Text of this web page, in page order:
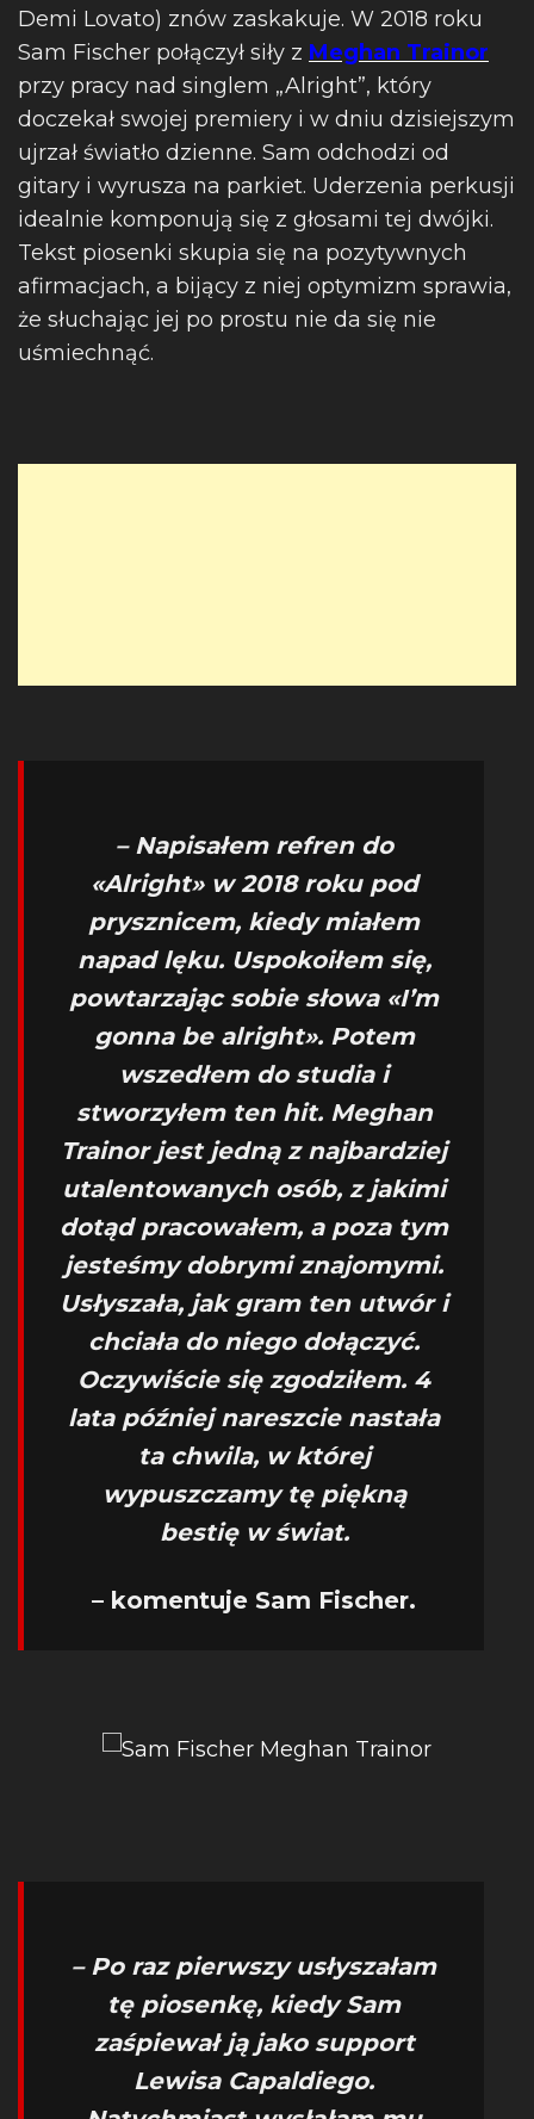
Demi Lovato) znów zaskakuje. W 2018 roku
Sam Fischer połączył siły z Meghan Trainor
przy pracy nad singlem „Alright”, który
doczekał swojej premiery i w dniu dzisiejszym
ujrzał światło dzienne. Sam odchodzi od
gitary i wyrusza na parkiet. Uderzenia perkusji
idealnie komponują się z głosami tej dwójki.
Tekst piosenki skupia się na pozytywnych
afirmacjach, a bijący z niej optymizm sprawia,
że słuchając jej po prostu nie da się nie
uśmiechnąć.
– Napisałem refren do
«Alright» w 2018 roku pod
prysznicem, kiedy miałem
napad lęku. Uspokoiłem się,
powtarzając sobie słowa «I’m
gonna be alright». Potem
wszedłem do studia i
stworzyłem ten hit. Meghan
Trainor jest jedną z najbardziej
utalentowanych osób, z jakimi
dotąd pracowałem, a poza tym
jesteśmy dobrymi znajomymi.
Usłyszała, jak gram ten utwór i
chciała do niego dołączyć.
Oczywiście się zgodziłem. 4
lata później nareszcie nastała
ta chwila, w której
wypuszczamy tę piękną
bestię w świat.
– komentuje Sam Fischer.
– Po raz pierwszy usłyszałam
tę piosenkę, kiedy Sam
zaśpiewał ją jako support
Lewisa Capaldiego.